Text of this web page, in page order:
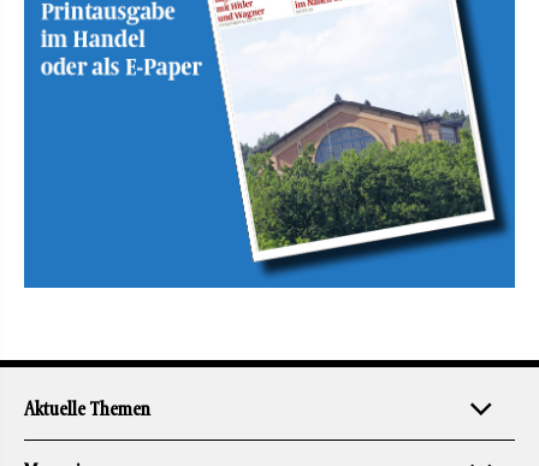
Aktuelle Themen